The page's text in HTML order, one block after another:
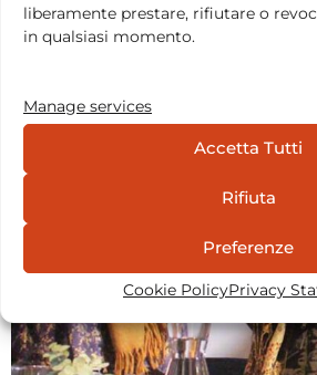
liberamente prestare, rifiutare o
in qualsiasi momento.
Manage services
Accetta Tutti
Rifiuta
Preferenze
Cookie PolicyPrivacy